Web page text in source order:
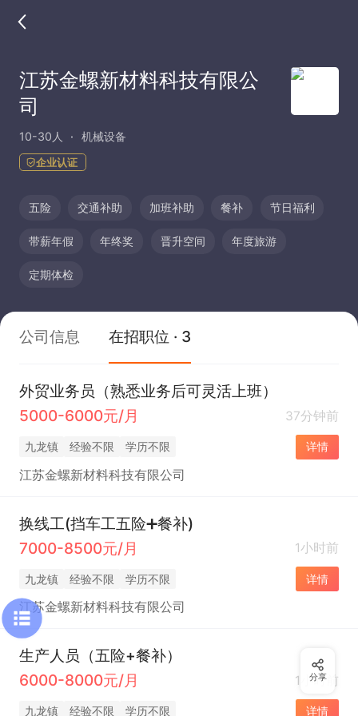
江苏金螺新材料科技有限公
司
10-30人 机械设备
企业认证
五险 交通补助 加班补助 餐补 节日福利
带薪年假 年终奖 晋升空间 年度旅游
定期体检
公司信息 在招职位 · 3
外贸业务员（熟悉业务后可灵活上班）
5000-6000元/月
37分钟前
九龙镇 经验不限 学历不限 详情
江苏金螺新材料科技有限公司
换线工(挡车工五险➕餐补)
7000-8500元/月
1小时前
九龙镇 经验不限 学历不限 详情
江苏金螺新材料科技有限公司
生产人员（五险+餐补）
6000-8000元/月
1小时前
九龙镇 经验不限 学历不限 详情
分享